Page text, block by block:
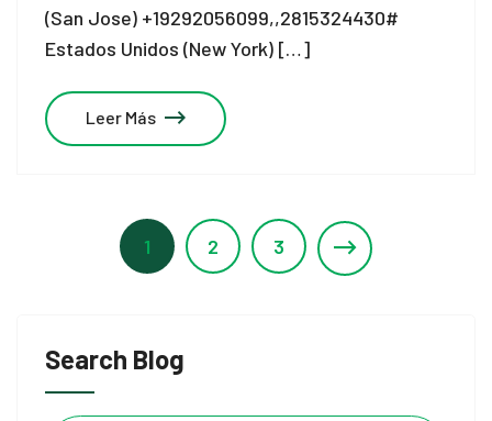
Search Blog
(San Jose) +19292056099,,2815324430#
Estados Unidos (New York) […]
Leer Más
1 2 3